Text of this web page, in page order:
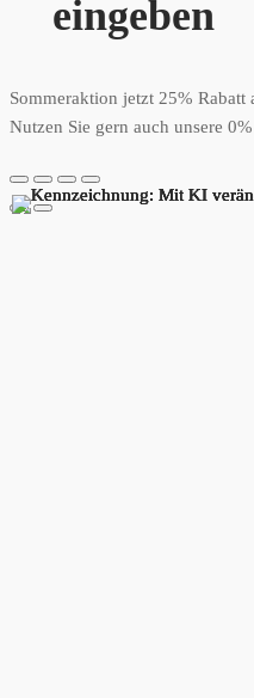
eingeben
Sommeraktion jetzt 25%
Nutzen Sie gern auch unsere